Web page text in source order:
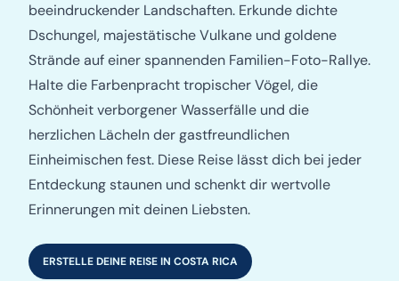
beeindruckender Landschaften. Erkunde dichte
Dschungel, majestätische Vulkane und goldene
Strände auf einer spannenden Familien-Foto-Rallye.
Halte die Farbenpracht tropischer Vögel, die
Schönheit verborgener Wasserfälle und die
herzlichen Lächeln der gastfreundlichen
Einheimischen fest. Diese Reise lässt dich bei jeder
Entdeckung staunen und schenkt dir wertvolle
Erinnerungen mit deinen Liebsten.
ERSTELLE DEINE REISE IN COSTA RICA